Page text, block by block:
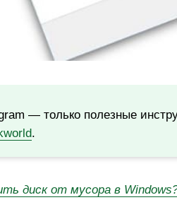
— только полезные
.
диск от мусора в